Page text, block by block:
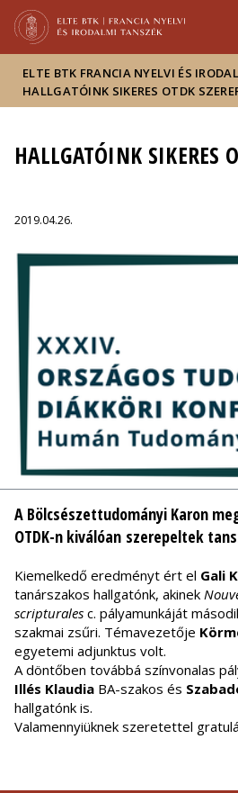
Hírek
ELTE a
ELTE BTK FRANCIA NYELVI ÉS
HALLGATÓINK SIKERES OTDK
HALLGATÓINK SIKERES
2019.04.26.
A Bölcsészettudományi Karon
OTDK-n kiválóan szerepeltek
Kiemelkedő eredményt ért el Gali
tanárszakos hallgatónk, akinek
scripturales c. pályamunkáját
szakmai zsűri. Témavezetője
egyetemi adjunktus volt.
A döntőben továbbá színvonalas
Illés Klaudia BA-szakos és
hallgatónk is.
Valamennyiüknek szeretettel